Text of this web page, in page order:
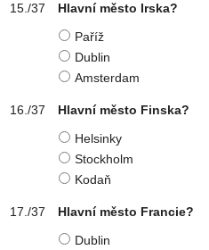
Hlavní město Irska?
Paříž
Dublin
Amsterdam
Hlavní město Finska?
Helsinky
Stockholm
Kodaň
Hlavní město Francie?
Dublin